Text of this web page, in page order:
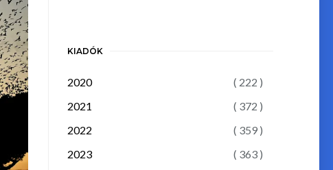
KIADÓK
2020
( 222 )
2021
( 372 )
2022
( 359 )
2023
( 363 )